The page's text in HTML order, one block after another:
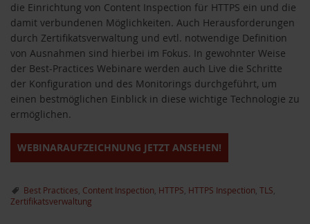
die Einrichtung von Content Inspection für HTTPS ein und die
damit verbundenen Möglichkeiten. Auch Herausforderungen
durch Zertifikatsverwaltung und evtl. notwendige Definition
von Ausnahmen sind hierbei im Fokus. In gewohnter Weise
der Best-Practices Webinare werden auch Live die Schritte
der Konfiguration und des Monitorings durchgeführt, um
einen bestmöglichen Einblick in diese wichtige Technologie zu
ermöglichen.
WEBINARAUFZEICHNUNG JETZT ANSEHEN!
Best Practices Content Inspection HTTPS HTTPS Inspection TLS
Zertifikatsverwaltung